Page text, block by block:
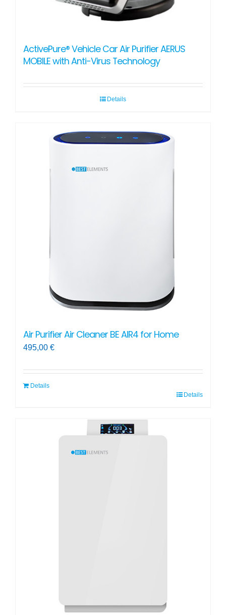
ActivePure® Vehicle Car Air Purifier AERUS
MOBILE with Anti-Virus Technology
Details
Air Purifier Air Cleaner BE AIR4 for Home
495,00 €
Details
Details